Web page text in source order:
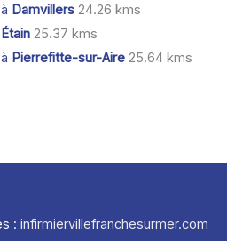
Damvillers24.26 kms
Étain25.37 kms
Pierrefitte-sur-Aire25.64 kms
: infirmiervillefranchesurmer.com